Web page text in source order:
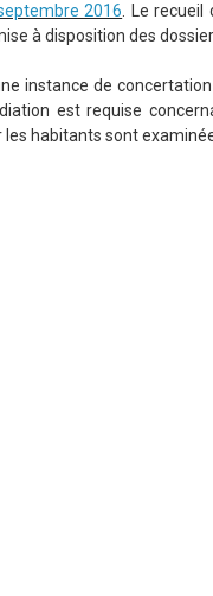
2016 . Le
à disposition des
instance de
est requise
habitants sont